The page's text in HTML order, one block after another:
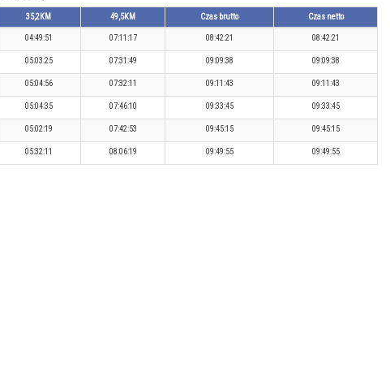
35,2KM 49,5KM Czas brutto Czas netto
04:49:51 07:11:17 08:42:21 08:42:21
05:03:25 07:31:49 09:09:38 09:09:38
05:04:56 07:32:11 09:11:43 09:11:43
05:04:35 07:46:10 09:33:45 09:33:45
05:02:19 07:42:53 09:45:15 09:45:15
05:32:11 08:06:19 09:49:55 09:49:55